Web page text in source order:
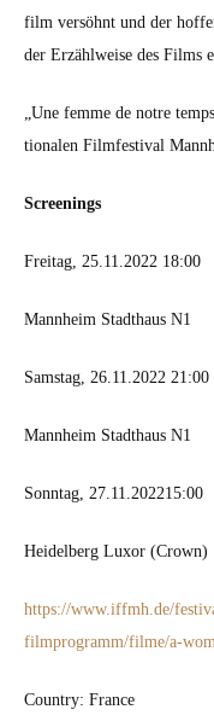
film ver­söh­nt und der
der Erzählweise des Films
„Une femme de notre
tionalen Film­fes­ti­val
Screen­ings
Fre­itag, 25.11.2022 18:00
Mannheim Stadthaus N1
Sam­stag, 26.11.2022 21:00
Mannheim Stadthaus N1
Son­ntag, 27.11.202215:00
Hei­del­berg Lux­or (Crown)
https://www.iffmh.de/
filmprogramm/filme/
Coun­try: France